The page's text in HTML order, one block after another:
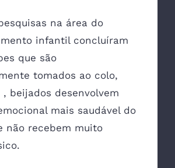
na área do
infantil concluíram
que são
tomados ao colo,
, beijados desenvolvem
mais saudável do
não recebem muito